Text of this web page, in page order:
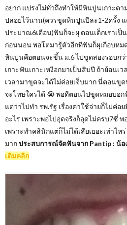
อยาก แปรงไม่ทั่วถึงทำให้มีหินปูนเกาะตา
ปล่อยไว้นาน(ควรขูดหินปูนปีละ1-2ครั้ง แ
ประมาณ6เดือน)ฟันก็จะผุ ตอนเด็กเราเ
ก่อนนอน พอโตมารู้ตัวอีกทีฟันก็ผุเกือบห
หินปูนคือตอนจะขึ้น ม.6 ไปขูดสองรอบกว่
เกาะฟันเกาะเหงือกมาเป็นสิบปี ถ้าย้อนเว
เวลามาขูดจะได้ไม่ค่อยเจ็บมาก นี่ตอนขู
จะโทษใครได้ 😭 พอดีตอนไปขูดหมอบอก
แต่ว่าไปทำ รพ.รัฐ เรื่องค่าใช้จ่ายก็ไม่ค่อ
อะไร เพราะพอไปอุดจริงก็อุดไม่ครบ7ซี่
เพราะทำคลินิกแต่ก็ไม่ได้เสียเยอะเท่าไห
มากประสบการณ์จัดฟันจาก Pantip : น้
เติมคลิก